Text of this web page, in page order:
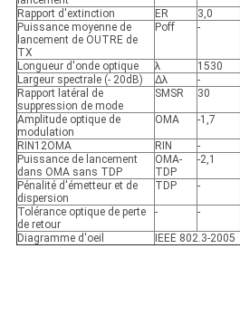
Rapport d'extinction
ER 3,0
Puissance moyenne de
lancement de OUTRE de
TX
Poff -
Longueur d'onde optique λ 1530
Largeur spectrale (- 20dB)
Δλ -
Rapport latéral de
suppression de mode
SMSR 30
Amplitude optique de
modulation
OMA -1,7
RIN12OMA RIN -
Puissance de lancement
dans OMA sans TDP
OMA-
TDP
-2,1
Pénalité d'émetteur et de
dispersion
TDP -
Tolérance optique de perte
de retour
- -
Diagramme d'oeil IEEE 802.3-2005